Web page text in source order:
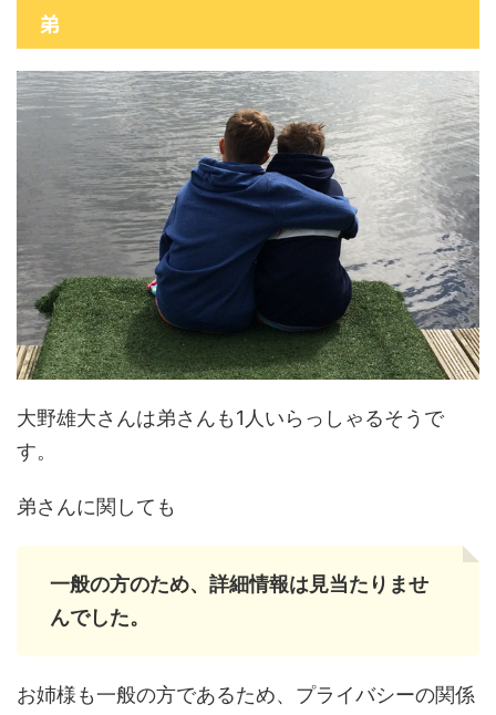
弟
大野雄大さんは弟さんも1人いらっしゃるそうで
す。
弟さんに関しても
一般の方のため、詳細情報は見当たりませ
んでした。
お姉様も一般の方であるため、プライバシーの関係